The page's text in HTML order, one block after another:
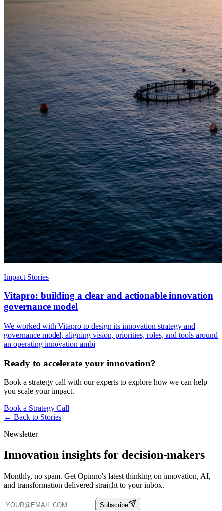
Impact Stories
Vitapro: building a clear and actionable innovation
governance model
We worked with Vitapro to design its innovation strategy and
governance model, aligning vision, priorities, roles, and tools around
an operating innovation ambi
Ready to accelerate your innovation?
Book a strategy call with our experts to explore how we can help
you scale your impact.
Book a Strategy Call
← Back to Stories
Newsletter
Innovation insights for decision-makers
Monthly, no spam. Get Opinno's latest thinking on innovation, AI,
and transformation delivered straight to your inbox.
Subscribe